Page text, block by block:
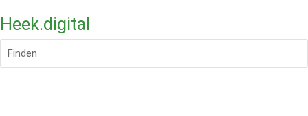
Heek.digital
Finden